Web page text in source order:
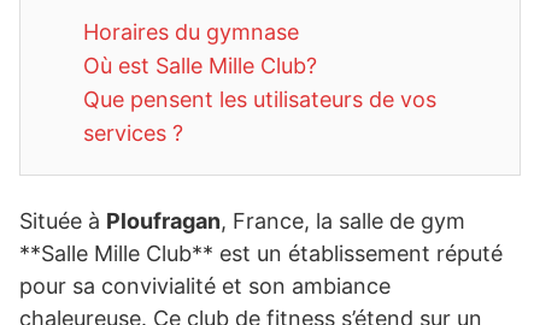
Horaires du gymnase
Où est Salle Mille Club?
Que pensent les utilisateurs de vos
services ?
Située à Ploufragan, France, la salle de gym
**Salle Mille Club** est un établissement réputé
pour sa convivialité et son ambiance
chaleureuse. Ce club de fitness s’étend sur un